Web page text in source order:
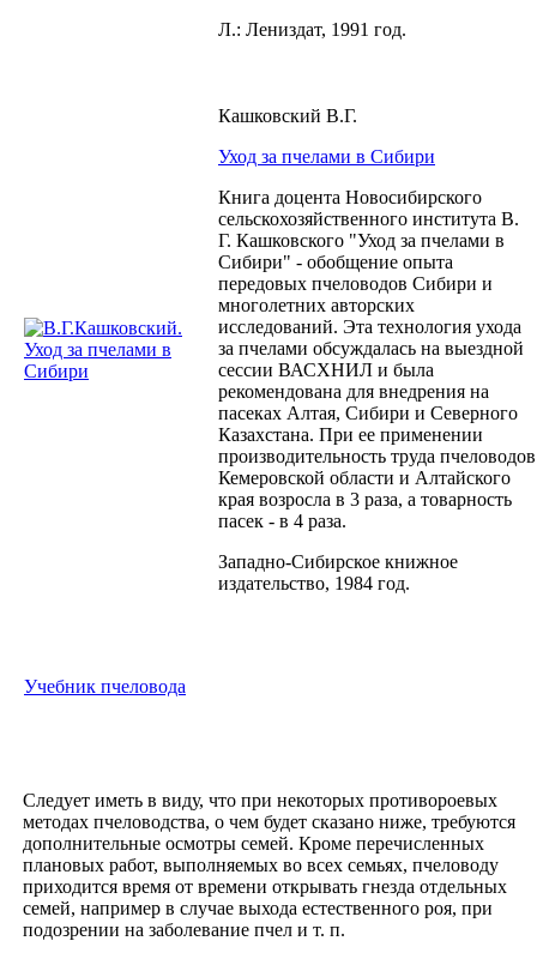
Л.: Лениздат, 1991 год.
Кашковский В.Г.
Уход за пчелами в Сибири
Книга доцента Новосибирского
сельскохозяйственного института В.
Г. Кашковского "Уход за пчелами в
Сибири" - обобщение опыта
передовых пчеловодов Сибири и
многолетних авторских
исследований. Эта технология ухода
за пчелами обсуждалась на выездной
сессии ВАСХНИЛ и была
рекомендована для внедрения на
пасеках Алтая, Сибири и Северного
Казахстана. При ее применении
производительность труда пчеловодов
Кемеровской области и Алтайского
края возросла в 3 раза, а товарность
пасек - в 4 раза.
Западно-Сибирское книжное
издательство, 1984 год.
Учебник пчеловода
Следует иметь в виду, что при некоторых противороевых
методах пчеловодства, о чем будет сказано ниже, требуются
дополнительные осмотры семей. Кроме перечисленных
плановых работ, выполняемых во всех семьях, пчеловоду
приходится время от времени открывать гнезда отдельных
семей, например в случае выхода естественного роя, при
подозрении на заболевание пчел и т. п.